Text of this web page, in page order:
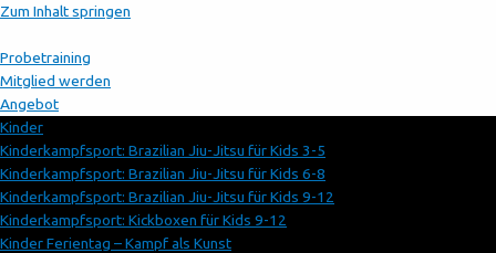
Zum Inhalt springen
Probetraining
Mitglied werden
Angebot
Kinder
Kinderkampfsport: Brazilian Jiu-Jitsu für Kids 3-5
Kinderkampfsport: Brazilian Jiu-Jitsu für Kids 6-8
Kinderkampfsport: Brazilian Jiu-Jitsu für Kids 9-12
Kinderkampfsport: Kickboxen für Kids 9-12
Kinder Ferientag – Kampf als Kunst